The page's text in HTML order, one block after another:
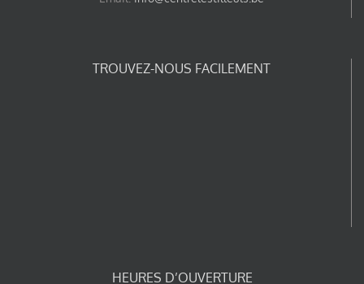
TROUVEZ-NOUS FACILEMENT
HEURES D’OUVERTURE